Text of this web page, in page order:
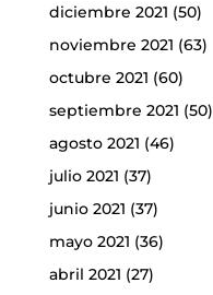
diciembre 2021 (50)
noviembre 2021 (63)
octubre 2021 (60)
septiembre 2021 (50)
agosto 2021 (46)
julio 2021 (37)
junio 2021 (37)
mayo 2021 (36)
abril 2021 (27)